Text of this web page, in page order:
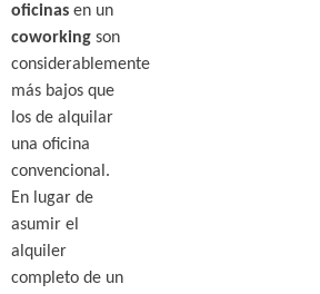
oficinasen un
coworkingson
considerablemente
más bajos que
los de alquilar
una oficina
convencional.
En lugar de
asumir el
alquiler
completo de un